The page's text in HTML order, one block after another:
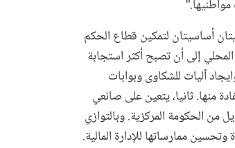
أساسيتان لتمكين قطاع الحكم
إلى أن تصبح أكثر استجابة
آليات للشكاوى وبوابات
منها. ثانيا، يتعين على صانعي
من الحكومة المركزية. وبالتوازي
ممارساتها للإدارة المالية.